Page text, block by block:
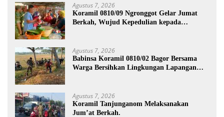
Agustus 7, 2026
Koramil 0810/09 Ngronggot Gelar Jumat
Berkah, Wujud Kepedulian kepada
Agustus 7, 2026
Babinsa Koramil 0810/02 Bagor Bersama
Warga Bersihkan Lingkungan Lapangan
Agustus 7, 2026
Koramil Tanjunganom Melaksanakan
Jum’at Berkah.